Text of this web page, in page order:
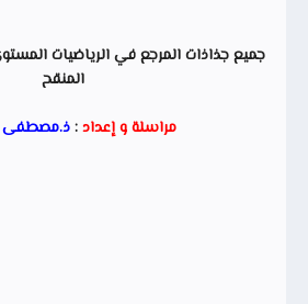
جميع جذاذات المرجع في الرياضيات
المنقح
مراسلة و إعداد:ذ.مصطفى